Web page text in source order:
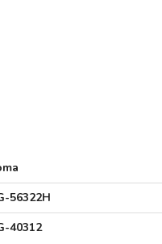
56322H
40312